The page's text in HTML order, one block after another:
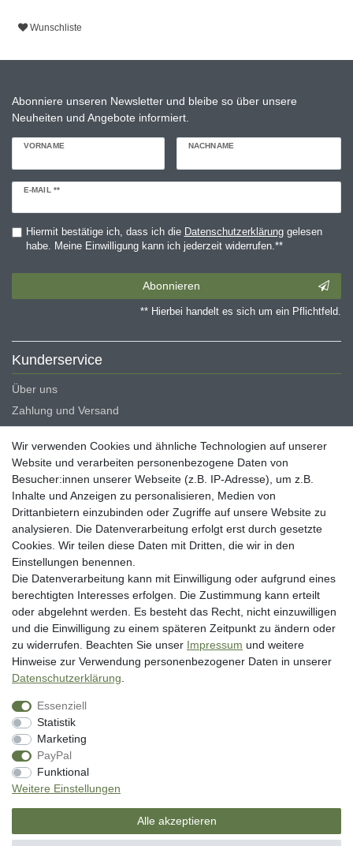
Wunschliste
Abonniere unseren Newsletter und bleibe so über unsere
Neuheiten und Angebote informiert.
VORNAME NACHNAME
E-MAIL **
Newsletter
Hiermit bestätige ich, dass ich die Daten­schutz­erklärunggelesen
habe. Meine Einwilligung kann ich jederzeit widerrufen.**
Abonnieren
** Hierbei handelt es sich um ein Pflichtfeld.
Kunderservice
Über uns
Zahlung und Versand
Erklärung zur Barrierefreiheit
Blog
Rechtliche Angaben
Widerrufsrecht
Datenschutzerklärung
AGB
Impressum
Vertrag widerrufen
Unsere Zahlungsarten
** Bei Variantenartikeln mit unterschiedlichen Preisen pro Variante
Preis. Die UVP zu den weiteren Varianten wird bei Klick auf die jeweilige
Variante angezeigt.
Wir verwenden Cookies und ähnliche Technologien auf unserer
Website und verarbeiten personenbezogene Daten von
Besucher:innen unserer Webseite (z.B. IP-Adresse), um z.B.
Inhalte und Anzeigen zu personalisieren, Medien von
Drittanbietern einzubinden oder Zugriffe auf unsere Website zu
analysieren. Die Datenverarbeitung erfolgt erst durch gesetzte
Cookies. Wir teilen diese Daten mit Dritten, die wir in den
Einstellungen benennen.
Die Datenverarbeitung kann mit Einwilligung oder aufgrund eines
berechtigten Interesses erfolgen. Die Zustimmung kann erteilt
oder abgelehnt werden. Es besteht das Recht, nicht einzuwilligen
und die Einwilligung zu einem späteren Zeitpunkt zu ändern oder
zu widerrufen. Beachten Sie unser Impressum und weitere
Hinweise zur Verwendung personenbezogener Daten in unserer
Daten­schutz­erklärung
Essenziell
Statistik
Marketing
PayPal
Funktional
Weitere Einstellungen
Alle akzeptieren